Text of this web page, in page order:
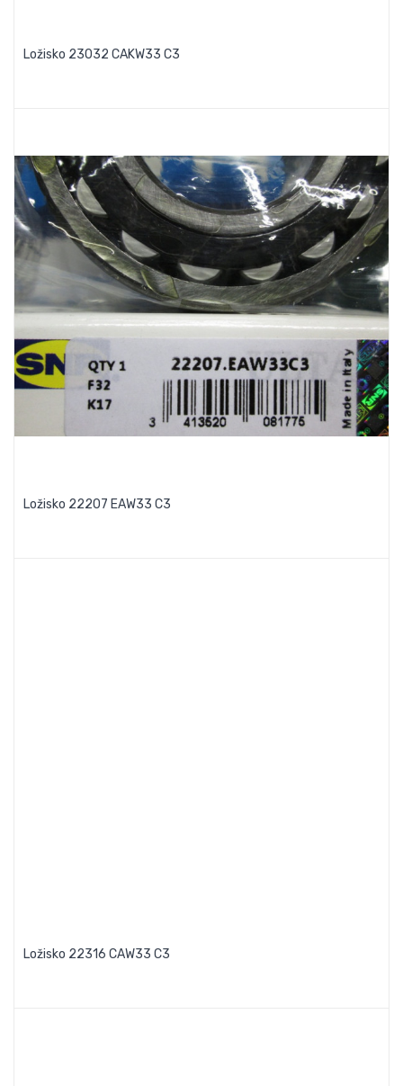
Ložisko 23032 CAKW33 C3
Ložisko 22207 EAW33 C3
Ložisko 22316 CAW33 C3